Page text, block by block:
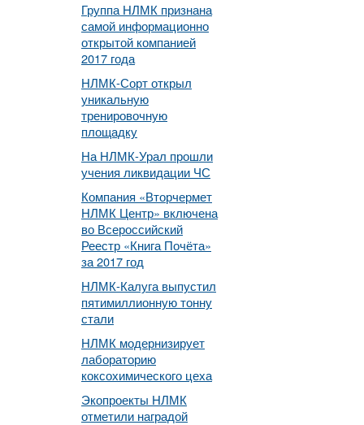
Группа НЛМК признана
самой информационно
открытой компанией
2017 года
НЛМК-Сорт открыл
уникальную
тренировочную
площадку
На НЛМК-Урал прошли
учения ликвидации ЧС
Компания «Вторчермет
НЛМК Центр» включена
во Всероссийский
Реестр «Книга Почёта»
за 2017 год
НЛМК-Калуга выпустил
пятимиллионную тонну
стали
НЛМК модернизирует
лабораторию
коксохимического цеха
Экопроекты НЛМК
отметили наградой